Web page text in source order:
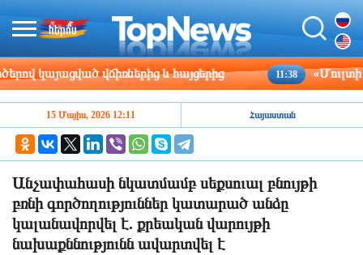
կայացված վճիռներից և հայցերից 11:38 «Մուլտի
15 Մայիս, 2026 12:11 Հայաստան
Անչափահասի նկատմամբ սեքսուալ բնույթի
բռնի գործողություններ կատարած անձը
կալանավորվել է. քրեական վարույթի
նախաքննությունն ավարտվել է